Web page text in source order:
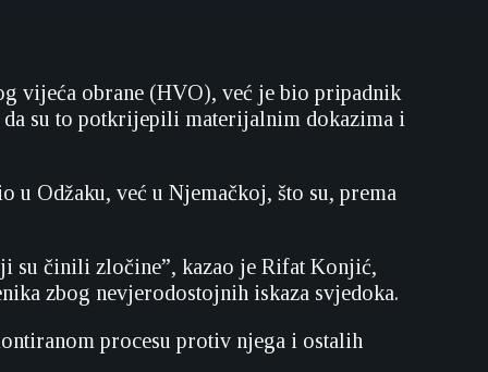
vijeća obrane (HVO), već je bio pripadnik
su to potkrijepili materijalnim dokazima i
u Odžaku, već u Njemačkoj, što su, prema
su činili zločine”, kazao je Rifat Konjić,
zbog nevjerodostojnih iskaza svjedoka.
procesu protiv njega i ostalih